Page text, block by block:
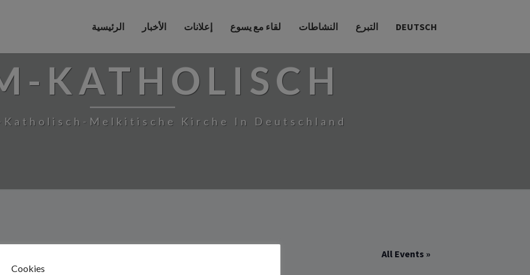
الرئيسية الأخبار إعلانات لقاء مع يسوع النشاطات التبرع DEUTSCH
KATHOLISCH
Katholisch-Melkitische Kirche In Deutschland
« All Events
Cookies